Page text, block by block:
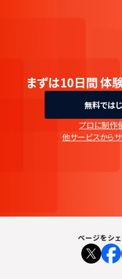
まずは10日間体
無料では
プロに制作
他サービスから
ページをシ